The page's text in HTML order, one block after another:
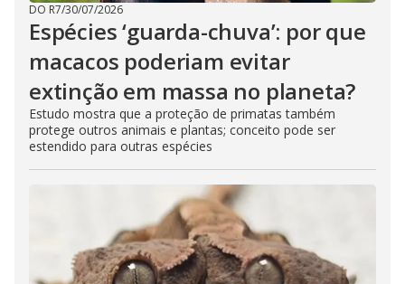
DO R7/30/07/2026
Espécies ‘guarda-chuva’: por que
macacos poderiam evitar
extinção em massa no planeta?
Estudo mostra que a proteção de primatas também
protege outros animais e plantas; conceito pode ser
estendido para outras espécies